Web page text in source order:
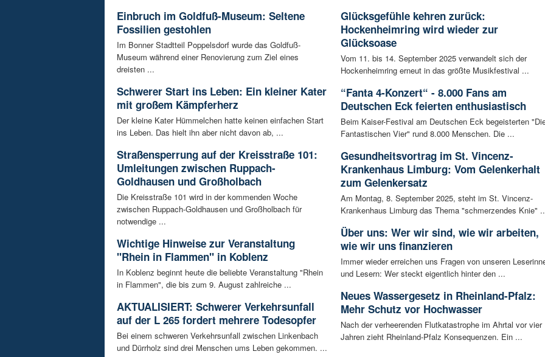
Einbruch im Goldfuß-Museum: Seltene
Fossilien gestohlen
Im Bonner Stadtteil Poppelsdorf wurde das Goldfuß-
Museum während einer Renovierung zum Ziel eines
dreisten ...
Schwerer Start ins Leben: Ein kleiner Kater
mit großem Kämpferherz
Der kleine Kater Hümmelchen hatte keinen einfachen Start
ins Leben. Das hielt ihn aber nicht davon ab, ...
Straßensperrung auf der Kreisstraße 101:
Umleitungen zwischen Ruppach-
Goldhausen und Großholbach
Die Kreisstraße 101 wird in der kommenden Woche
zwischen Ruppach-Goldhausen und Großholbach für
notwendige ...
Wichtige Hinweise zur Veranstaltung
"Rhein in Flammen" in Koblenz
In Koblenz beginnt heute die beliebte Veranstaltung "Rhein
in Flammen", die bis zum 9. August zahlreiche ...
AKTUALISIERT: Schwerer Verkehrsunfall
auf der L 265 fordert mehrere Todesopfer
Bei einem schweren Verkehrsunfall zwischen Linkenbach
und Dürrholz sind drei Menschen ums Leben gekommen. ...
Glücksgefühle kehren zurück:
Hockenheimring wird wieder zur
Glücksoase
Vom 11. bis 14. September 2025 verwandelt sich der
Hockenheimring erneut in das größte Musikfestival ...
“Fanta 4-Konzert“ - 8.000 Fans am
Deutschen Eck feierten enthusiastisch
Beim Kaiser-Festival am Deutschen Eck begeisterten
Fantastischen Vier" rund 8.000 Menschen. Die ...
Gesundheitsvortrag im St. Vincenz-
Krankenhaus Limburg: Vom Gelenkerhalt
zum Gelenkersatz
Am Montag, 8. September 2025, steht im St. Vincenz-
Krankenhaus Limburg das Thema "schmerzendes Knie"
Über uns: Wer wir sind, wie wir arbeiten,
wie wir uns finanzieren
Immer wieder erreichen uns Fragen von unseren
und Lesern: Wer steckt eigentlich hinter den ...
Neues Wassergesetz in Rheinland-Pfalz:
Mehr Schutz vor Hochwasser
Nach der verheerenden Flutkatastrophe im Ahrtal vor vier
Jahren zieht Rheinland-Pfalz Konsequenzen. Ein ...